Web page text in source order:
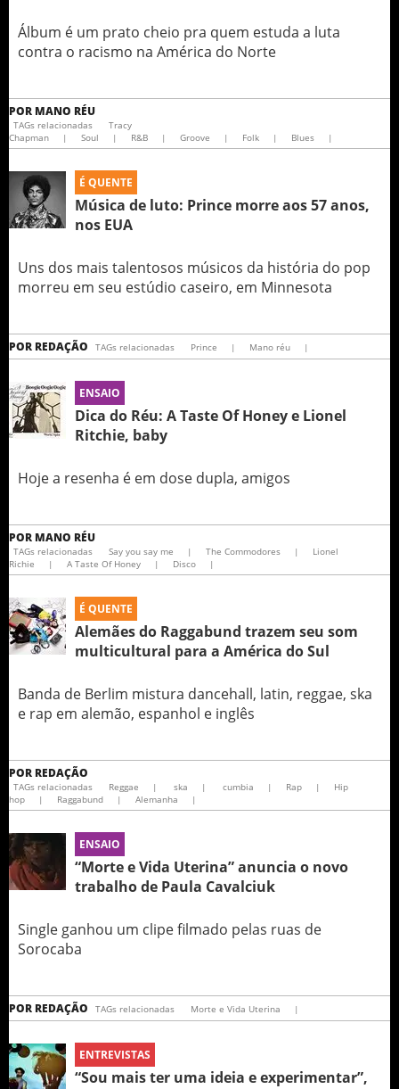
Álbum é um prato cheio pra quem estuda a luta
contra o racismo na América do Norte
POR MANO RÉU
TAGs relacionadas
Tracy
Chapman
| Soul | R&B | Groove | Folk | Blues |
É QUENTE
Música de luto: Prince morre aos 57 anos,
nos EUA
Uns dos mais talentosos músicos da história do pop
morreu em seu estúdio caseiro, em Minnesota
POR REDAÇÃO TAGs relacionadas Prince | Mano réu |
ENSAIO
Dica do Réu: A Taste Of Honey e Lionel
Ritchie, baby
Hoje a resenha é em dose dupla, amigos
POR MANO RÉU
TAGs relacionadas Say you say me | The Commodores |
Lionel
Richie
| A Taste Of Honey | Disco |
É QUENTE
Alemães do Raggabund trazem seu som
multicultural para a América do Sul
Banda de Berlim mistura dancehall, latin, reggae, ska
e rap em alemão, espanhol e inglês
POR REDAÇÃO
TAGs relacionadas Reggae | ska | cumbia | Rap |
Hip
hop
| Raggabund | Alemanha |
ENSAIO
“Morte e Vida Uterina” anuncia o novo
trabalho de Paula Cavalciuk
Single ganhou um clipe filmado pelas ruas de
Sorocaba
POR REDAÇÃO TAGs relacionadas Morte e Vida Uterina |
ENTREVISTAS
“Sou mais ter uma ideia e experimentar”,